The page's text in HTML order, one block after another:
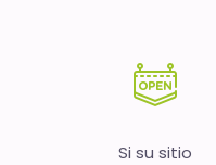
Si su sitio